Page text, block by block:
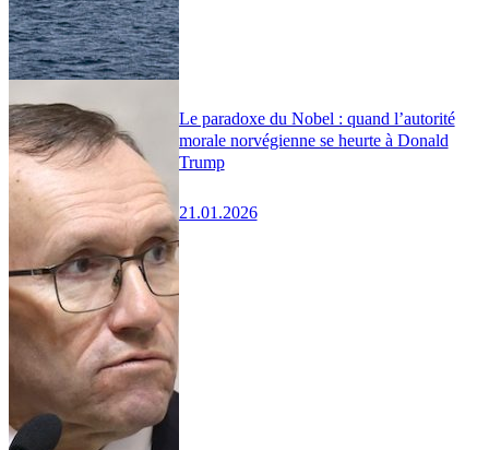
Le paradoxe du Nobel : quand l’autorité
morale norvégienne se heurte à Donald
Trump
21.01.2026